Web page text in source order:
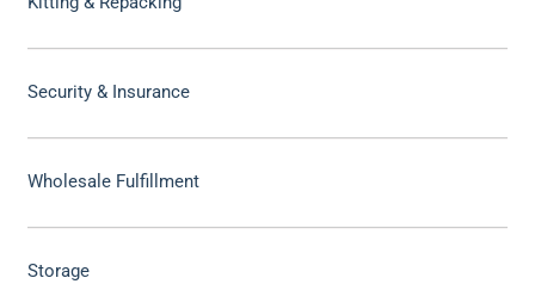
Security & Insurance
Wholesale Fulfillment
Storage